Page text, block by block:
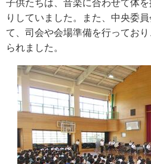
子供たちは、音楽に合わせて体
りしていました。また、中央委
て、司会や会場準備を行ってお
られました。